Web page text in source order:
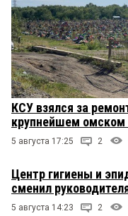
КСУ взялся за
крупнейшем
5 августа 17:25 2
Центр гигиены и
сменил
5 августа 14:23 2